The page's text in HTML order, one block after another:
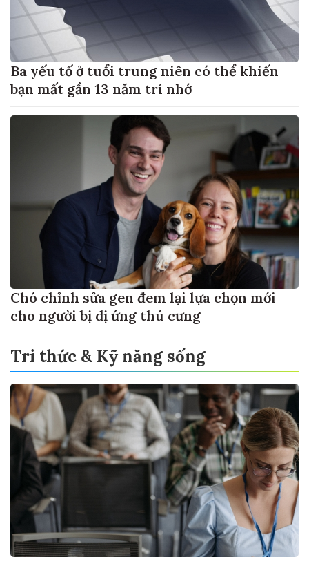
Ba yếu tố ở tuổi trung niên có thể khiến
bạn mất gần 13 năm trí nhớ
Chó chỉnh sửa gen đem lại lựa chọn mới
cho người bị dị ứng thú cưng
Tri thức & Kỹ năng sống